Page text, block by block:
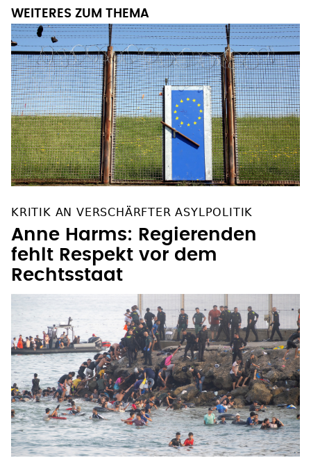
WEITERES ZUM THEMA
KRITIK AN VERSCHÄRFTER ASYLPOLITIK
Anne Harms: Regierenden
fehlt Respekt vor dem
Rechtsstaat